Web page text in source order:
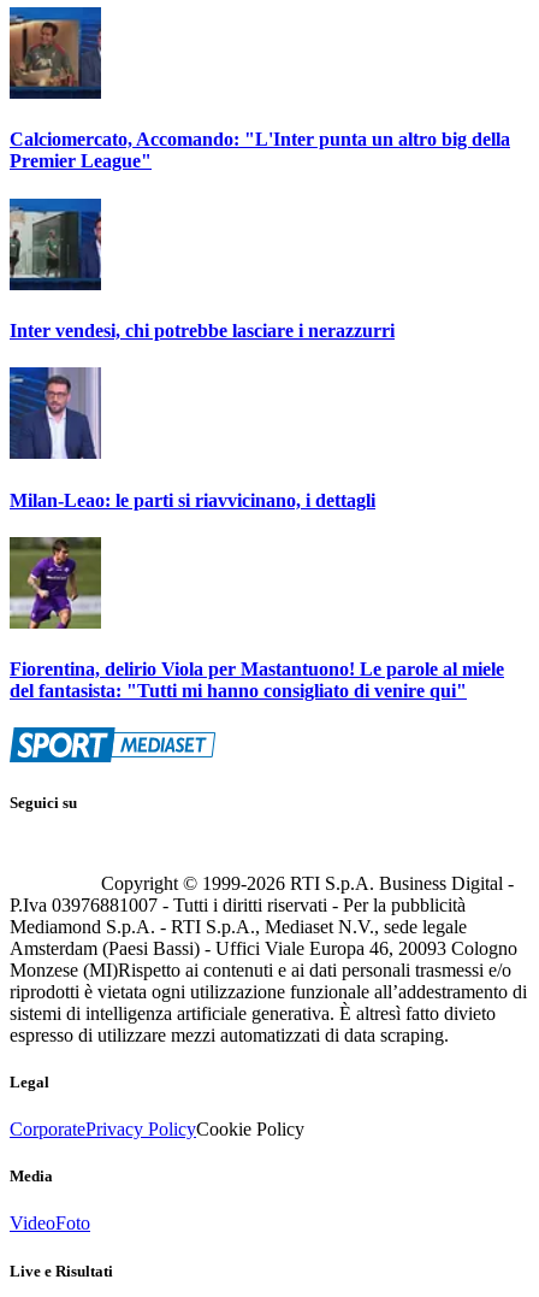
Calciomercato, Accomando: "L'Inter punta un altro big della
Premier League"
Inter vendesi, chi potrebbe lasciare i nerazzurri
Milan-Leao: le parti si riavvicinano, i dettagli
Fiorentina, delirio Viola per Mastantuono! Le parole al miele
del fantasista: "Tutti mi hanno consigliato di venire qui"
Seguici su
Copyright © 1999-2026 RTI S.p.A. Business Digital -
P.Iva 03976881007 - Tutti i diritti riservati - Per la pubblicità
Mediamond S.p.A. - RTI S.p.A., Mediaset N.V., sede legale
Amsterdam (Paesi Bassi) - Uffici Viale Europa 46, 20093 Cologno
Monzese (MI)Rispetto ai contenuti e ai dati personali trasmessi e/o
riprodotti è vietata ogni utilizzazione funzionale all’addestramento di
sistemi di intelligenza artificiale generativa. È altresì fatto divieto
espresso di utilizzare mezzi automatizzati di data scraping.
Legal
CorporatePrivacy PolicyCookie Policy
Media
VideoFoto
Live e Risultati